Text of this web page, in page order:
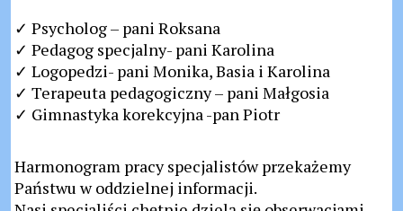
✓ Psycholog – pani Roksana
✓ Pedagog specjalny- pani Karolina
✓ Logopedzi- pani Monika, Basia i Karolina
✓ Terapeuta pedagogiczny – pani Małgosia
✓ Gimnastyka korekcyjna -pan Piotr
Harmonogram pracy specjalistów przekażemy
Państwu w oddzielnej informacji.